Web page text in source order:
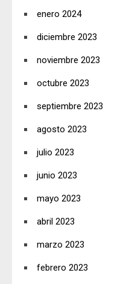
enero 2024
diciembre 2023
noviembre 2023
octubre 2023
septiembre 2023
agosto 2023
julio 2023
junio 2023
mayo 2023
abril 2023
marzo 2023
febrero 2023